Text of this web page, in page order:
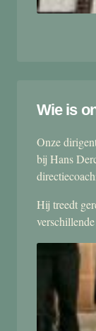
Wie is
Onze
bij Hans
Hij treedt